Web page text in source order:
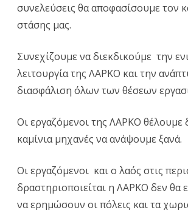
συνελεύσεις θα αποφασίσουμε τον
στάσης μας.
Συνεχίζουμε να διεκδικούμε την
λειτουργία της ΛΑΡΚΟ και την
διασφάλιση όλων των θέσεων
Οι εργαζόμενοι της ΛΑΡΚΟ θέλουμε
καμίνια μηχανές να ανάψουμε ξανά.
Οι εργαζόμενοι και ο λαός στις
δραστηριοποιείται η ΛΑΡΚΟ δεν θα
να ερημώσουν οι πόλεις και τα